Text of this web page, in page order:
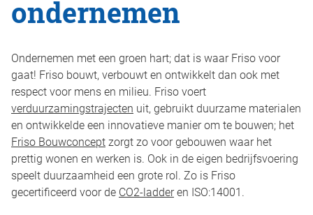
Duurzaam bouwen
Toelevering
Friso magazine
ondernemen
Ondernemen met een groen hart; dat is waar Friso voor
gaat! Friso bouwt, verbouwt en ontwikkelt dan ook met
respect voor mens en milieu. Friso voert
verduurzamingstrajecten uit, gebruikt duurzame materialen
en ontwikkelde een innovatieve manier om te bouwen; het
Friso Bouwconcept zorgt zo voor gebouwen waar het
prettig wonen en werken is. Ook in de eigen bedrijfsvoering
speelt duurzaamheid een grote rol. Zo is Friso
gecertificeerd voor de CO2-ladderen ISO:14001.